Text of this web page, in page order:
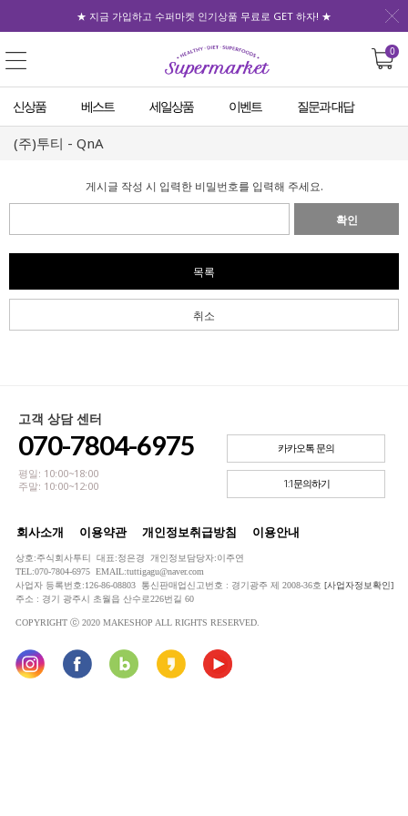
★ 지금 가입하고 수퍼마켓 인기상품 무료로 GET 하자! ★
0
신상품 베스트 세일상품 이벤트 질문과 대답
(주)투티 - QnA
게시글 작성 시 입력한 비밀번호를 입력해 주세요.
확인
목록
취소
고객 상담 센터
070-7804-6975
평일: 10:00~18:00
주말: 10:00~12:00
카카오톡 문의
1:1문의하기
회사소개 이용약관 개인정보취급방침 이용안내
상호:주식회사투티 대표:정은경 개인정보담당자:이주연
TEL:070-7804-6975 EMAIL:tuttigagu@naver.com
사업자 등록번호:126-86-08803 통신판매업신고번호 : 경기광주 제 2008-36호 [사업자정보확인]
주소 : 경기 광주시 초월읍 산수로226번길 60
COPYRIGHT ⓒ 2020 MAKESHOP ALL RIGHTS RESERVED.